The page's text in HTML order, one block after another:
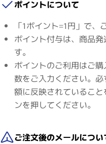
ポイントについて
「1ポイント=1円」で、
ポイント付与は、商品
す。
ポイントのご利用はご
数をご入力ください。必
額に反映されているこ
ンを押してください。
ご注文後のメールについ